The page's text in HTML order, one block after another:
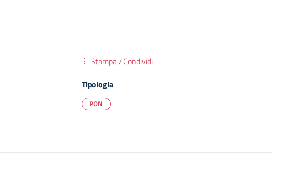
Stampa / Condividi
Tipologia
PON